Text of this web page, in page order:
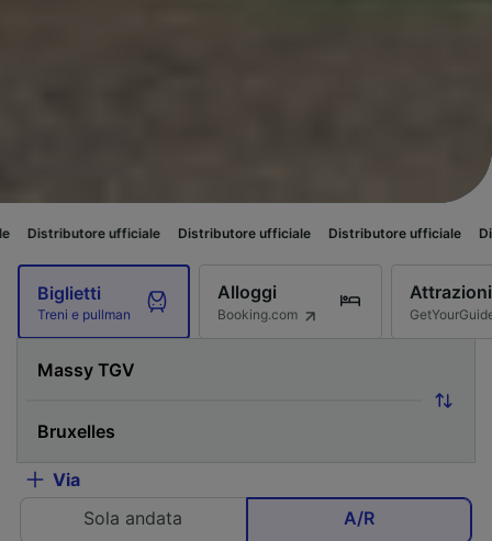
ufficiale Distributore ufficiale Distributore ufficiale Distributore
Biglietti
Treni e pullman
Alloggi
Booking.com
Attrazioni
Via
Sola andata
A/R